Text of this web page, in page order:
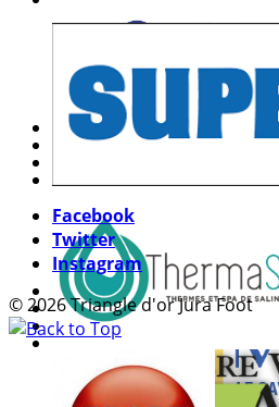
Facebook
Twitter
Instagram
© 2026 Triangle d'or Jura Foot